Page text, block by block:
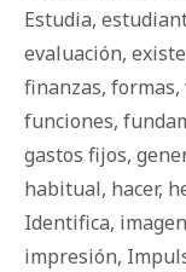
Estudia,
evaluación,
finanzas, formas,
funciones,
gastos fijos,
habitual, hacer,
Identifica,
impresión,